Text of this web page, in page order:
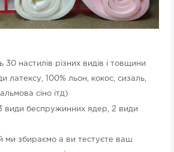
30 настилів різних видів і товщини
латексу, 100% льон, кокос, сизаль,
сіно ітд)
види беспружинних ядер, 2 види
ми збираємо а ви тестуєте ваш